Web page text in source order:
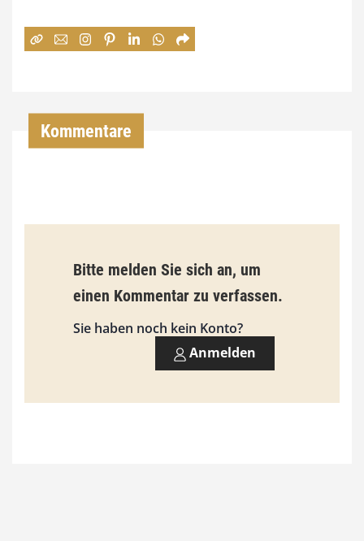
:
€
i
s
9
0
Kommentare
Bitte melden Sie sich an, um
einen Kommentar zu verfassen.
Sie haben noch kein Konto?
Anmelden